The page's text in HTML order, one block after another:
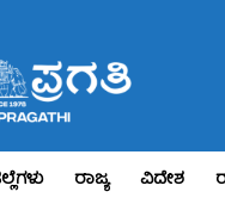
Pragathi
ರಾಜ್ಯ ವಿದೇಶ